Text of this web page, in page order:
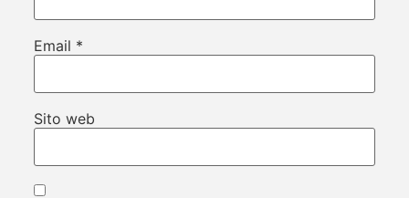
Email *
Sito web